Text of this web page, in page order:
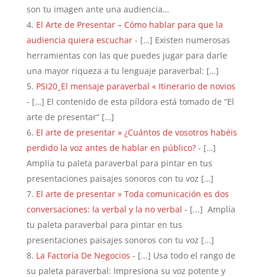
son tu imagen ante una audiencia…
El Arte de Presentar – Cómo hablar para que la
audiencia quiera escuchar- […] Existen numerosas
herramientas con las que puedes jugar para darle
una mayor riqueza a tu lenguaje paraverbal: […]
PSI20_El mensaje paraverbal « Itinerario de novios
- […] El contenido de esta píldora está tomado de “El
arte de presentar“ […]
El arte de presentar » ¿Cuántos de vosotros habéis
perdido la voz antes de hablar en público?- […]
Amplía tu paleta paraverbal para pintar en tus
presentaciones paisajes sonoros con tu voz […]
El arte de presentar » Toda comunicación es dos
conversaciones: la verbal y la no verbal - [...] Amplía
tu paleta paraverbal para pintar en tus
presentaciones paisajes sonoros con tu voz [...]
La Factoría De Negocios - [...] Usa todo el rango de
su paleta paraverbal: Impresiona su voz potente y